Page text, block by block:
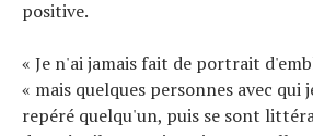
positive.
« Je n'ai jamais fait de portrait
« mais quelques personnes avec qui
repéré quelqu'un, puis se sont